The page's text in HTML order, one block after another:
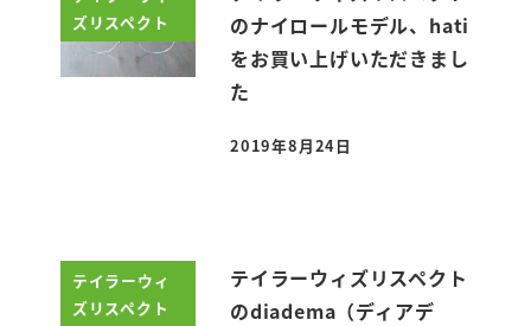
ズリスペクト
のナイロールモデル、hati
をお買い上げいただきまし
た
投稿日
2019年8月24日
テイラーウィ
ズリスペクト
テイラーウィズリスペクト
のdiadema（ディアデ